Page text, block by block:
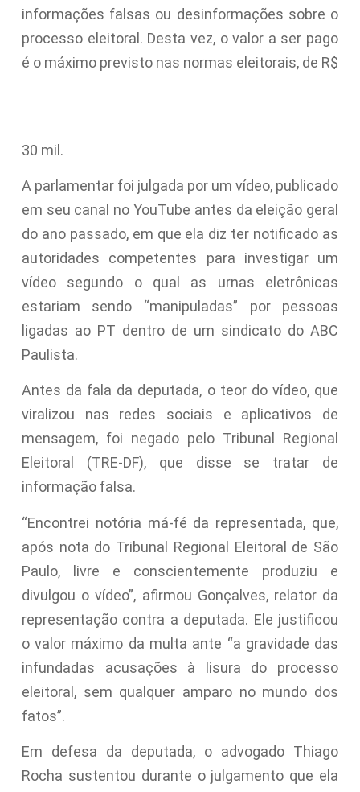
informações falsas ou desinformações sobre o
processo eleitoral. Desta vez, o valor a ser pago
é o máximo previsto nas normas eleitorais, de R$
30 mil.
A parlamentar foi julgada por um vídeo, publicado
em seu canal no YouTube antes da eleição geral
do ano passado, em que ela diz ter notificado as
autoridades competentes para investigar um
vídeo segundo o qual as urnas eletrônicas
estariam sendo “manipuladas” por pessoas
ligadas ao PT dentro de um sindicato do ABC
Paulista.
Antes da fala da deputada, o teor do vídeo, que
viralizou nas redes sociais e aplicativos de
mensagem, foi negado pelo Tribunal Regional
Eleitoral (TRE-DF), que disse se tratar de
informação falsa.
“Encontrei notória má-fé da representada, que,
após nota do Tribunal Regional Eleitoral de São
Paulo, livre e conscientemente produziu e
divulgou o vídeo”, afirmou Gonçalves, relator da
representação contra a deputada. Ele justificou
o valor máximo da multa ante “a gravidade das
infundadas acusações à lisura do processo
eleitoral, sem qualquer amparo no mundo dos
fatos”.
Em defesa da deputada, o advogado Thiago
Rocha sustentou durante o julgamento que ela